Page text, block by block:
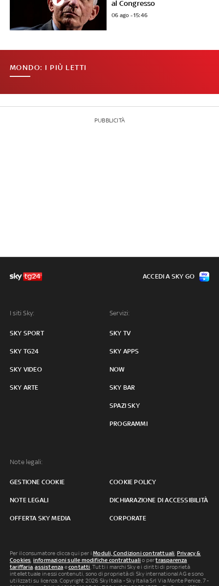
al Congresso
06 ago - 15:46
MONDO: I PIÙ LETTI
PUBBLICITÀ
I siti Sky:
SKY SPORT
SKY TG24
SKY VIDEO
SKY ARTE
Servizi:
SKY TV
SKY APPS
NOW
SKY BAR
SPAZI SKY
PROGRAMMI
Note legali:
GESTIONE COOKIE COOKIE POLICY
NOTE LEGALI DICHIARAZIONE DI ACCESSIBILITÀ
OFFERTA SKY MEDIA CORPORATE
ACCEDI A SKY GO
Per il consumatore clicca qui per iModuli, Condizioni contrattuali, Privacy &
Cookies, informazioni sulle modifiche contrattuali o pertrasparenza
tariffaria,assistenza econtatti. Tutti i marchi Sky e i diritti di proprietà
intellettuale in essi contenuti, sono di proprietà di Sky international AG e sono
utilizzati su licenza. Copyright 2026 Sky Italia - Sky Italia Srl Via Monte Penice, 7 -